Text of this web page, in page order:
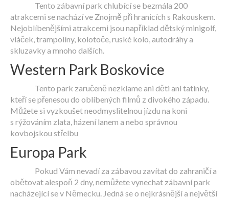
Tento zábavní park chlubící se bezmála 200
atrakcemi se nachází ve Znojmě při hranicích s Rakouskem.
Nejoblíbenějšími atrakcemi jsou například dětský minigolf,
vláček, trampolíny, kolotoče, ruské kolo, autodráhy a
skluzavky a mnoho dalších.
Western Park Boskovice
Tento park zaručeně nezklame ani děti ani tatínky,
kteří se přenesou do oblíbených filmů z divokého západu.
Můžete si vyzkoušet neodmyslitelnou jízdu na koni
s rýžováním zlata, házení lanem a nebo správnou
kovbojskou střelbu
Europa Park
Pokud Vám nevadí za zábavou zavítat do zahraničí a
obětovat alespoň 2 dny, nemůžete vynechat zábavní park
nacházející se v Německu. Jedná se o nejkrásnější a největší